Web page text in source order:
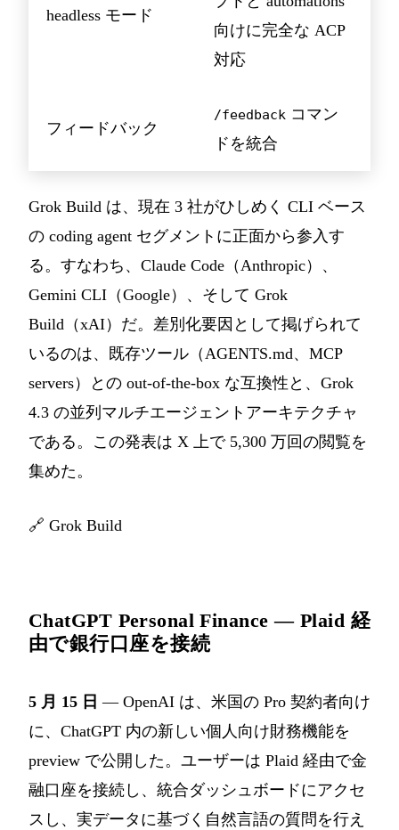
headless モード
向けに完全な ACP
対応
フィードバック
/feedback コマン
ドを統合
Grok Build は、現在 3 社がひしめく CLI ベース
の coding agent セグメントに正面から参入す
る。すなわち、Claude Code（Anthropic）、
Gemini CLI（Google）、そして Grok
Build（xAI）だ。差別化要因として掲げられて
いるのは、既存ツール（AGENTS.md、MCP
servers）との out-of-the-box な互換性と、Grok
4.3 の並列マルチエージェントアーキテクチャ
である。この発表は X 上で 5,300 万回の閲覧を
集めた。
🔗 Grok Build
ChatGPT Personal Finance — Plaid 経
由で銀行口座を接続
5 月 15 日 — OpenAI は、米国の Pro 契約者向け
に、ChatGPT 内の新しい個人向け財務機能を
preview で公開した。ユーザーは Plaid 経由で金
融口座を接続し、統合ダッシュボードにアクセ
スし、実データに基づく自然言語の質問を行え